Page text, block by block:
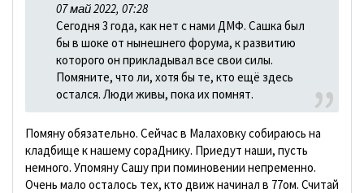
07 май 2022, 07:28
Сегодня 3 года, как нет с нами ДМФ. Сашка был
бы в шоке от нынешнего форума, к развитию
которого он прикладывал все свои силы.
Помяните, что ли, хотя бы те, кто ещё здесь
остался. Люди живы, пока их помнят.
Помяну обязательно. Сейчас в Малаховку собираюсь на
кладбище к нашему сораДнику. Приедут наши, пусть
немного. Упомяну Сашу при поминовении непременно.
Очень мало осталось тех, кто движ начинал в 77ом. Считай